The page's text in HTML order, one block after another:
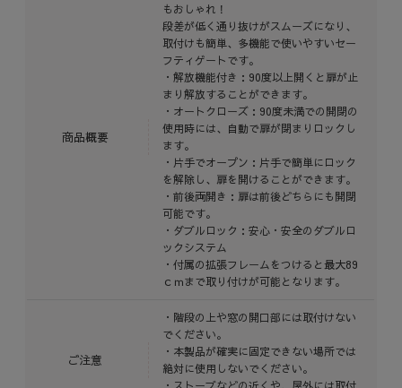
商品概要
もおしゃれ！
段差が低く通り抜けがスムーズになり、
取付けも簡単、多機能で使いやすいセー
フティゲートです。
・解放機能付き：90度以上開くと扉が止
まり解放することができます。
・オートクローズ：90度未満での開閉の
使用時には、自動で扉が閉まりロックし
ます。
・片手でオープン：片手で簡単にロック
を解除し、扉を開けることができます。
・前後両開き：扉は前後どちらにも開閉
可能です。
・ダブルロック：安心・安全のダブルロ
ックシステム
・付属の拡張フレームをつけると最大89
ｃｍまで取り付けが可能となります。
ご注意
・階段の上や窓の開口部には取付けない
でください。
・本製品が確実に固定できない場所では
絶対に使用しないでください。
・ストーブなどの近くや、屋外には取付